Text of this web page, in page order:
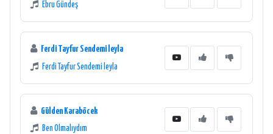
Ebru Gündeş
Ferdi Tayfur Sendemi leyla
Ferdi Tayfur Sendemi leyla
Gülden Karaböcek
Ben Olmalıydım